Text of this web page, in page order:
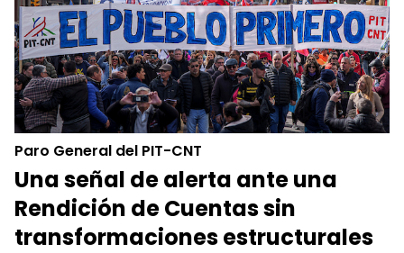
Paro General del PIT-CNT
Una señal de alerta ante una
Rendición de Cuentas sin
transformaciones estructurales